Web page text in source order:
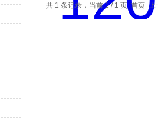
共 1 条记录，当前 1 / 1 页 首页